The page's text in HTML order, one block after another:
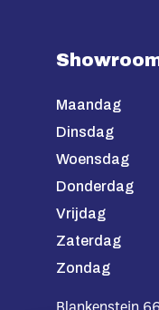
Maandag
Dinsdag
Woensdag
Donderdag
Vrijdag
Zaterdag
Zondag